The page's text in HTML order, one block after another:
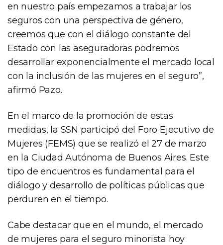
en nuestro país empezamos a trabajar los
seguros con una perspectiva de género,
creemos que con el diálogo constante del
Estado con las aseguradoras podremos
desarrollar exponencialmente el mercado local
con la inclusión de las mujeres en el seguro”,
afirmó Pazo.
En el marco de la promoción de estas
medidas, la SSN participó del Foro Ejecutivo de
Mujeres (FEMS) que se realizó el 27 de marzo
en la Ciudad Autónoma de Buenos Aires. Este
tipo de encuentros es fundamental para el
diálogo y desarrollo de políticas públicas que
perduren en el tiempo.
Cabe destacar que en el mundo, el mercado
de mujeres para el seguro minorista hoy